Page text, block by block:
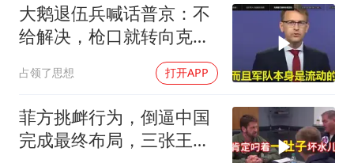
大鹅退伍兵喊话普京：不
给解决，枪口就转向克里
占领了思想 打开APP
菲方挑衅行为，倒逼中国
完成最终布局，三张王牌